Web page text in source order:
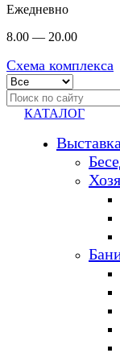
Ежедневно
8.00 — 20.00
Схема комплекса
КАТАЛОГ